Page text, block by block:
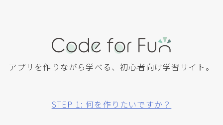
アプリを作りながら学べる、初心者向け学習サイト。
STEP 1: 何を作りたいですか？